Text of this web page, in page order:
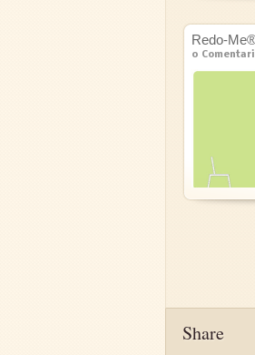
Normal
false
Redo-
0
Share